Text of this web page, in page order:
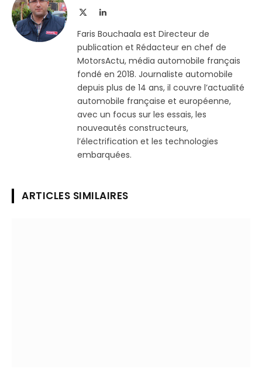
LinkedIn
Faris Bouchaala est Directeur de
publication et Rédacteur en chef de
MotorsActu, média automobile français
fondé en 2018. Journaliste automobile
depuis plus de 14 ans, il couvre l’actualité
automobile française et européenne,
avec un focus sur les essais, les
nouveautés constructeurs,
l’électrification et les technologies
embarquées.
ARTICLES SIMILAIRES